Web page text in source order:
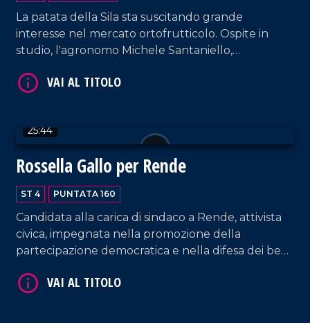
La patata della Sila sta suscitando grande
interesse nel mercato ortofrutticolo. Ospite in
studio, l'agronomo Michele Santaniello,
prospettive future di questo prodotto, dalla
25:44
Rossella Gallo per Rende
ST 4 PUNTATA 160
Candidata alla carica di sindaco a Rende, attivista
civica, impegnata nella promozione della
partecipazione democratica e nella difesa dei beni
alternativa rispetto al passato.
VAI AL TITOLO
VAI AL TITOLO